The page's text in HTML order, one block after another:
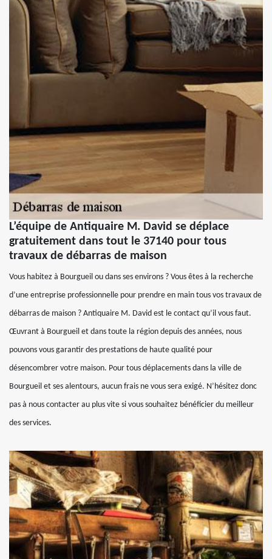
L’équipe de Antiquaire M. David se déplace
gratuitement dans tout le 37140 pour tous
travaux de débarras de maison
Vous habitez à Bourgueil ou dans ses environs ? Vous êtes à la recherche
d’une entreprise professionnelle pour prendre en main tous vos travaux de
débarras de maison ? Antiquaire M. David est le contact qu’il vous faut.
Œuvrant à Bourgueil et dans toute la région depuis des années, nous
pouvons vous garantir des prestations de haute qualité pour
désencombrer votre maison. Pour tous déplacements dans la ville de
Bourgueil et ses alentours, aucun frais ne vous sera exigé. N’hésitez donc
pas à nous contacter au plus vite si vous souhaitez bénéficier du meilleur
des services.